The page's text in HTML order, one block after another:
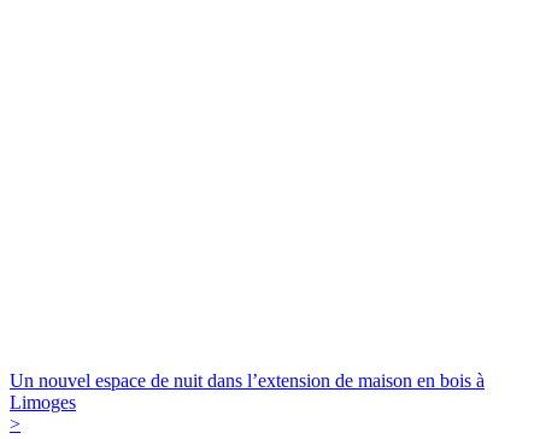
Un nouvel espace de nuit dans l’extension de maison en bois à
Limoges
>